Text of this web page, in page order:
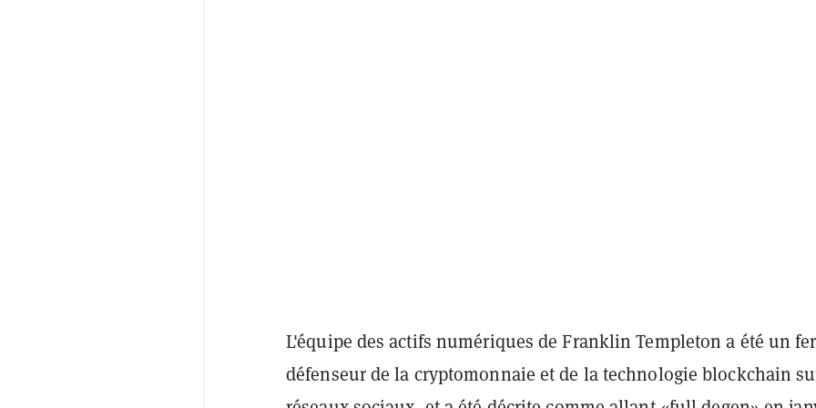
L'équipe des actifs numériques de Franklin Templeton a été un
défenseur de la cryptomonnaie et de la technologie blockchain